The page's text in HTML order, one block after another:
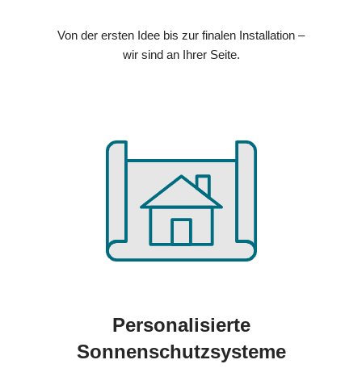
Von der ersten Idee bis zur finalen Installation –
wir sind an Ihrer Seite.
Personalisierte
Sonnenschutzsysteme